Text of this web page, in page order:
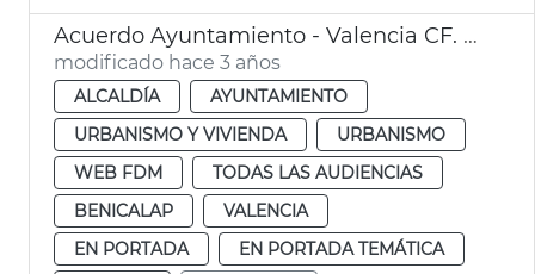
Acuerdo Ayuntamiento - Valencia CF. Polideportivo Benicalap
modificado hace 3 años
ALCALDÍA
AYUNTAMIENTO
URBANISMO Y VIVIENDA
URBANISMO
WEB FDM
TODAS LAS AUDIENCIAS
BENICALAP
VALENCIA
EN PORTADA
EN PORTADA TEMÁTICA